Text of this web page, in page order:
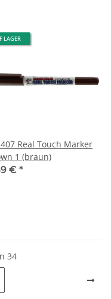
LAGER
Real Touch Marker
1 (braun)
€ *
34